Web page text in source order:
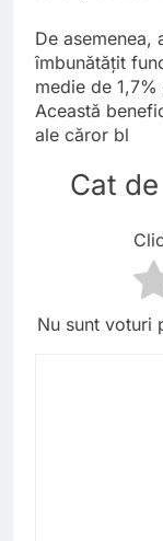
De
îmbunătățit
medie de
Această
ale căror bl
Cat
Nu sunt voturi